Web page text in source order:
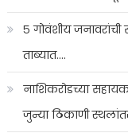
५ गोवंशीय
ताब्यात….
नाशिकरोडच्या
जुन्या ठिकाणी